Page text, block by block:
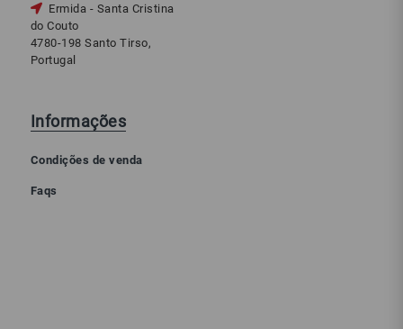
Ermida - Santa Cristina
do Couto
4780-198 Santo Tirso,
Portugal
Informações
Condições de venda
Faqs